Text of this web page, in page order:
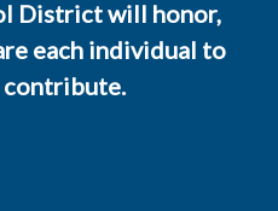
District will honor,
each individual to
contribute.